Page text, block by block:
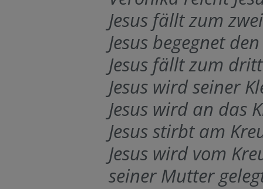
Jesus fällt zum
Jesus begegnet
Jesus fällt zum
Jesus wird seiner
Jesus wird an das
Jesus stirbt am
Jesus wird vom
seiner Mutter